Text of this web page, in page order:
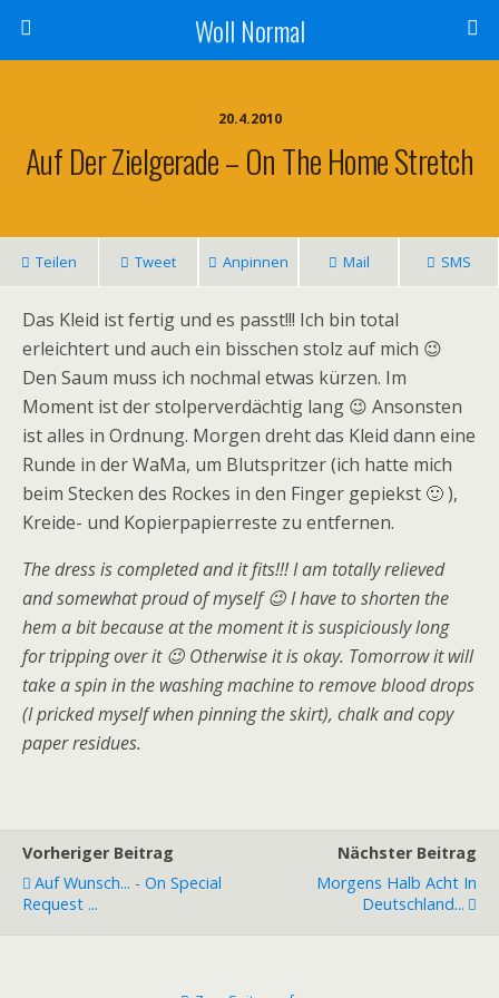
Woll Normal
20.4.2010
Auf Der Zielgerade – On The Home Stretch
Teilen Tweet Anpinnen Mail SMS
Das Kleid ist fertig und es passt!!! Ich bin total
erleichtert und auch ein bisschen stolz auf mich 😉
Den Saum muss ich nochmal etwas kürzen. Im
Moment ist der stolperverdächtig lang 😉 Ansonsten
ist alles in Ordnung. Morgen dreht das Kleid dann eine
Runde in der WaMa, um Blutspritzer (ich hatte mich
beim Stecken des Rockes in den Finger gepiekst 🙂 ),
Kreide- und Kopierpapierreste zu entfernen.
The dress is completed and it fits!!! I am totally relieved
and somewhat proud of myself 😉 I have to shorten the
hem a bit because at the moment it is suspiciously long
for tripping over it 😉 Otherwise it is okay. Tomorrow it will
take a spin in the washing machine to remove blood drops
(I pricked myself when pinning the skirt), chalk and copy
paper residues.
Vorheriger Beitrag
Auf Wunsch... - On Special
Request ...
Nächster Beitrag
Morgens Halb Acht In
Deutschland...